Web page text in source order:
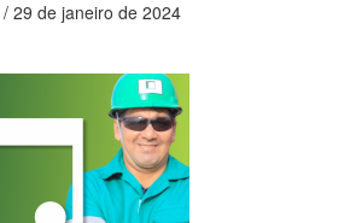
/ 29 de janeiro de 2024